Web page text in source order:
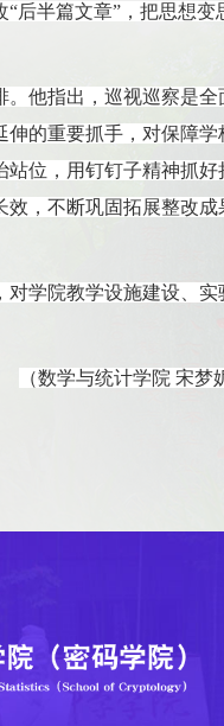
后半篇文章”，把思想变
。他指出，巡视巡察是全
的重要抓手，对保障学
站位，用钉钉子精神抓好
效，不断巩固拓展整改成
对学院教学设施建设、实
（数学与统计学院 宋梦